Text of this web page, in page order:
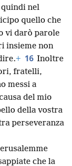
nel
quello che
vi darò parole
insieme non
+ 16 Inoltre
fratelli,
messi a
del mio
della vostra
perseveranza
che la